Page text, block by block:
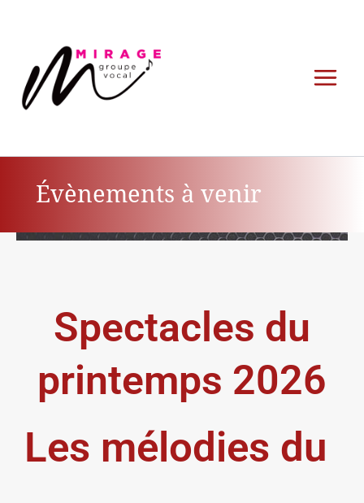
Évènements à venir
Spectacles du
printemps 2026
Les mélodies du